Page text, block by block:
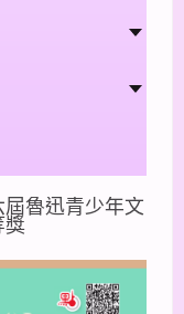
魯迅青少年文
獎